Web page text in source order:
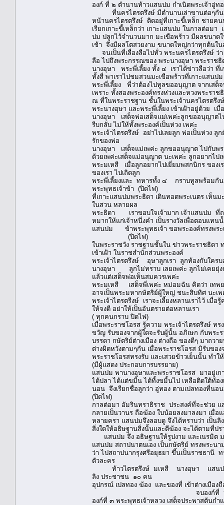
องก์ ที่ ๒ ตำนานท้าวแสนปม กำเนิดพระเจ้าอู่
ที่นครไตรตรึงษ์ มีตำนานเล่าขานต่อๆกันม
หน้านครไตรตรึงษ์ ติดอยู่ที่เกาะขี้เหล็ก ชายค
เรียกเกาะขี้เหล็กว่า เกาะแสนปม ในกาลต่อ
ปม ปลูกไว้จำนวนมาก มะเขือพร้าว มีผลขนา
เช้า จึงมีผลโตสวยงาม ขนาดใหญ่กว่าทุกต้นใ
จนเป็นที่เลื่องลือไปทั่ว พระนครไตรตรึงษ์ ว่
ลือ ไปถึงพระกรรณของ พระนางอุษา พระราช
นางอุษา พระพี่เลี้ยง ทั้ง ๔ เราได้ข่าวลือว่า ที่
ทั้งสี่ พาเราไปชมสวนมะเขือพร้าวที่เกาะแสนป
พระพี่เลี้ยง พี่ว่าต้องไปทูลขออนุญาต จากเสด็
เพราะ ทั้งสองพระองค์ทรงห่วงและหวงพระราช
ณ ที่ในพระราชฐาน ชั้นในพระเจ้านครไตรตรึง
พระนางอุษา และพระพี่เลี้ยง เข้าเฝ้าอยู่ด้วย เ
นางอุษา เสด็จพ่อเสด็จแม่เพค่ะลูกขออนุญาต
รีบกลับ ไม่ให้ทั้งพระองค์เป็นห่วง เพค่ะ
พระเจ้าไตรตรึงษ์ อย่าไปเลยลูก พ่อเป็นห่วง
รักของพ่อ
นางอุษา เสด็จแม่เพค่ะ ลูกขออนุญาต ไปกับพร
ด้วยเพค่ะเสด็จแม่อนุญาต นะเพค่ะ ลูกอยากไปเ
พระมเหสี เมื่อลูกอยากไปเยี่ยมพสกนิกร ของ
ของเรา ไปเถิดลูก
พระพี่เลี้ยงและ ทหารทั้ง ๔ กราบทูลพร้อมกั
พระพุทธเจ้าข้า (ปิดไฟ)
ที่เกาะแสนปมพระธิดา เดินทอดพระเนตร เห็น
ในสวน หลายผล
พระธิดา เราขอบใจเจ้ามาก เจ้าแสนปม ที่ถว
หมากให้แก่เจ้าหนึ่งคำ เป็นรางวัลเพื่อตอบแท
แสนปม ข้าพระพุทธเจ้า ขอพระองค์ทรงพระเ
(ปิดไฟ)
ในพระราชวัง ราชฐานชั้นใน ข่าวพระราชธิดา
เข้าเฝ้า ในราชสำนักส่วนพระองค์
พระเจ้าไตรตรึงษ์ อุษาลูกเรา ลูกท้องกับใคร
นางอุษา ลูกไม่ทราบ เลยเพค่ะ ลูกไม่เคยยุ่งกั
แล้วแต่เสด็จพ่อเห็นสมควรเพค่ะ
พระมเหสี เสด็จพี่เพค่ะ หม่อมฉัน คิดว่า เทพย
อาจเป็นพระมหากษัตริย์ผู้ใหญ่ ชนะสิบทิศ นะเพ
พระเจ้าไตรตรีงษ์ เราจะเลี้ยงหลานเราไว้ เมื่
ให้จงดี อย่าให้เป็นอันตรายต่อหลานเรา
( ทุกคนกราบ ปิดไฟ)
เมื่อพระราชโอรส รู้ความ พระเจ้าไตรตรึงษ์
ขวัญ รับของจากผู้ใดจะรับผู้นั้น อภิเษก กับพระ
บรรดา กษัตริย์ต่างเมือง ต่างถือ ของดีๆ มาถว
ต่างผิดหวังตามๆกัน เมื่อพระราชโอรส มิรับขอ
พระราชโอรสทรงรับ และเสวยข้าวเย็นนั้น ทำ
(มีผู้แสดง ประกอบการบรรยาย)
แสนปม พานางอุษาและพระราชโอรส มาอยู่เ
ได้ปลา ได้แต่ขมิ้น ได้ทิ้งขมิ้นไป เหลือติดใต้ท้อ
นอน จึงเรียกชื่อลูกว่า อู่ทอง ตามเปลทองที่นอ
(ปิดไฟ)
กาลต่อมา อัมรินทราธิราช ประสงค์ที่จะช่วย
กลายเป็นวานร ถือฆ้อง ใบน้อยลงมาลงมา เมื่
หลายครา แสนปมจึงลอบดู จึงได้ทราบว่า เป็น
สิ่งใดให้อธิษฐานสิ่งนั้นและตีฆ้อง จะได้ตามที่ปร
แสนปม จึง อธิษฐานให้รูปงาม และเนรมิต ม
แสนปม สถาปนาตนเอง เป็นกษัตริย์ ทรงพระน
ว่า ไปสถาปนากรุงศรีอยุธยา ขึ้นเป็นราชธานี
ตัวละคร
ท้าวไตรตรึงษ์ มเหสี นางอุษา แสนปม
ลิง ประชาชน ๑๐ คน
อุปกรณ์ เปลทอง ฆ้อง และของที่ เข้าต่างเมือง
จบองก์ที่
องก์ที่ ๓ พระพุทธเจ้าหลวง เสด็จประพาสต้นก